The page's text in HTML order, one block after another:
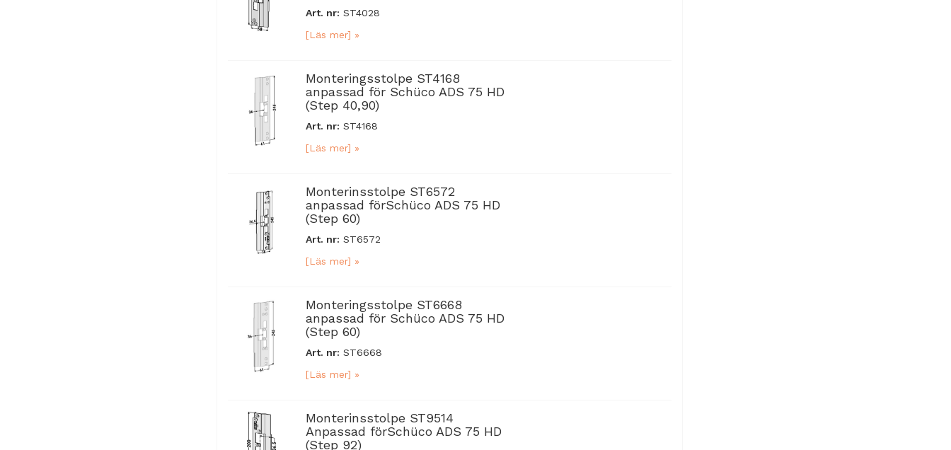
Art. nr: ST4028
[Läs mer] »
Monteringsstolpe ST4168
anpassad för Schüco ADS 75 HD
(Step 40,90)
Art. nr: ST4168
[Läs mer] »
Monterinsstolpe ST6572
anpassad förSchüco ADS 75 HD
(Step 60)
Art. nr: ST6572
[Läs mer] »
Monteringsstolpe ST6668
anpassad för Schüco ADS 75 HD
(Step 60)
Art. nr: ST6668
[Läs mer] »
Monterinsstolpe ST9514
Anpassad förSchüco ADS 75 HD
(Step 92)